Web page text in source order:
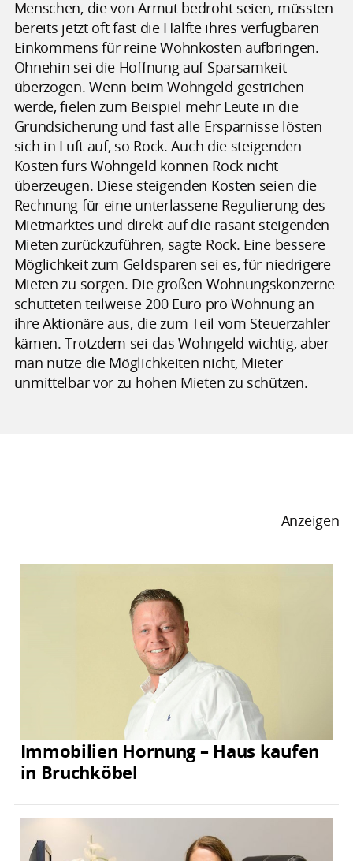
Menschen, die von Armut bedroht seien, müssten
bereits jetzt oft fast die Hälfte ihres verfügbaren
Einkommens für reine Wohnkosten aufbringen.
Ohnehin sei die Hoffnung auf Sparsamkeit
überzogen. Wenn beim Wohngeld gestrichen
werde, fielen zum Beispiel mehr Leute in die
Grundsicherung und fast alle Ersparnisse lösten
sich in Luft auf, so Rock. Auch die steigenden
Kosten fürs Wohngeld können Rock nicht
überzeugen. Diese steigenden Kosten seien die
Rechnung für eine unterlassene Regulierung des
Mietmarktes und direkt auf die rasant steigenden
Mieten zurückzuführen, sagte Rock. Eine bessere
Möglichkeit zum Geldsparen sei es, für niedrigere
Mieten zu sorgen. Die großen Wohnungskonzerne
schütteten teilweise 200 Euro pro Wohnung an
ihre Aktionäre aus, die zum Teil vom Steuerzahler
kämen. Trotzdem sei das Wohngeld wichtig, aber
man nutze die Möglichkeiten nicht, Mieter
unmittelbar vor zu hohen Mieten zu schützen.
Anzeigen
Immobilien Hornung – Haus kaufen
in Bruchköbel